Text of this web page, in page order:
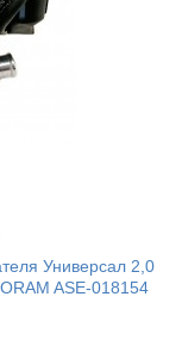
Универсал 2,0
ASE-018154